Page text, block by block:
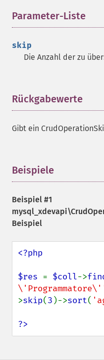
Parameter-Liste
skip
Die Anzahl der zu
Rückgabewerte
Gibt ein
Beispiele
Beispiel #1
Beispiel
<?php
$res = $coll->
>skip(3 )->sort(
?>